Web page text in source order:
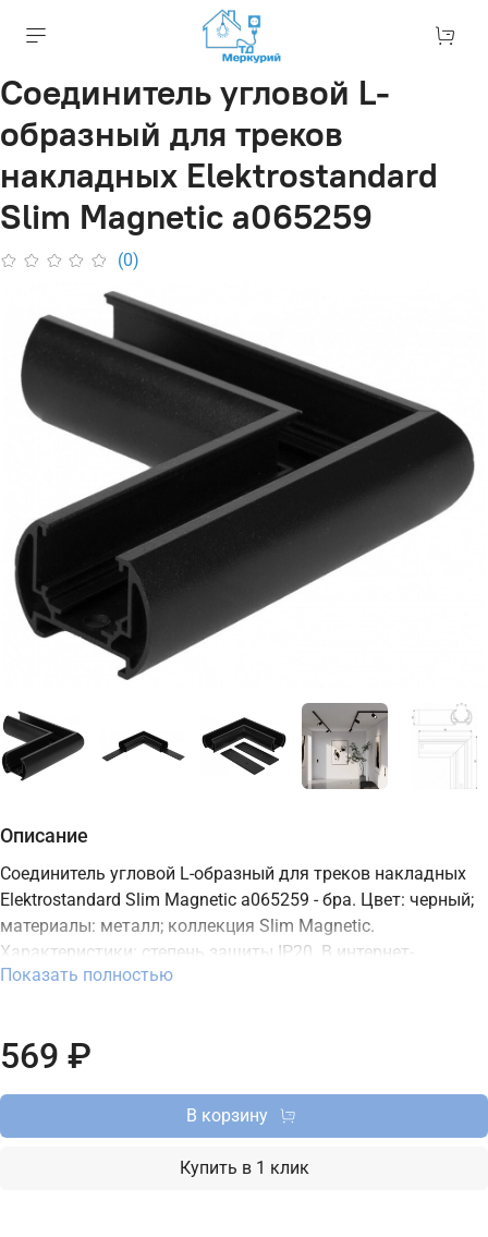
Соединитель угловой L-
образный для треков
накладных Elektrostandard
Slim Magnetic a065259
(0)
Описание
Соединитель угловой L-образный для треков накладных
Elektrostandard Slim Magnetic a065259 - бра. Цвет: черный;
материалы: металл; коллекция Slim Magnetic.
Характеристики: степень защиты IP20. В интернет-
магазине ТД "Меркурий" можно купить бра Elektrostandard
Показать полностью
569 ₽
В корзину
Купить в 1 клик